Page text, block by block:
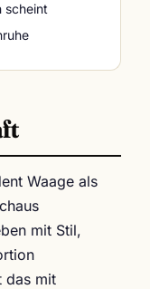
scheint
Waage als
mit Stil,
das mit